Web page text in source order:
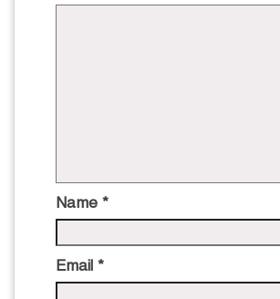
Name *
Email *